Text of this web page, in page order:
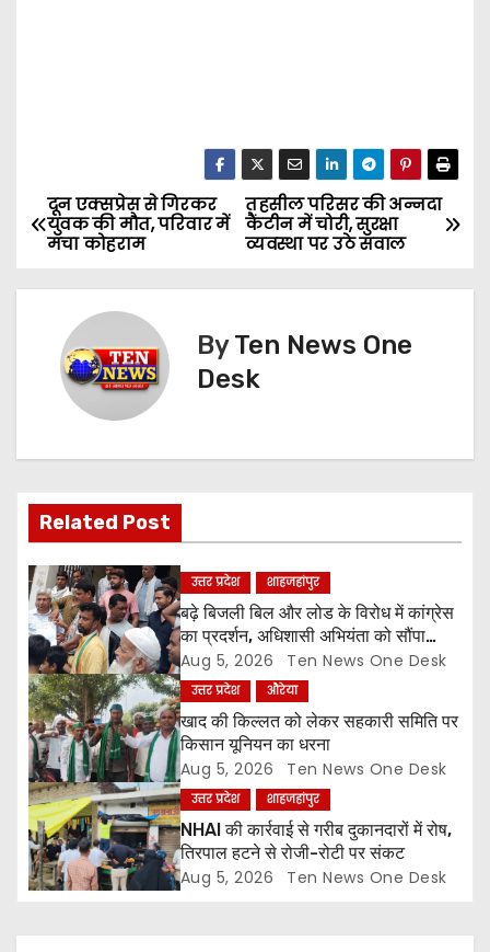
P
v
i
g
a
t
i
o
n
तहसील परिसर की अन्नदा
कैंटीन में चोरी, सुरक्षा
व्यवस्था पर उठे सवाल
दून एक्सप्रेस से गिरकर
युवक की मौत, परिवार में
मचा कोहराम
ByTen News One
Desk
Related Post
उत्तर प्रदेश शाहजहांपुर
बढ़े बिजली बिल और लोड के विरोध में कांग्रेस
का प्रदर्शन, अधिशासी अभियंता को सौंपा
ज्ञापन
Aug 5, 2026 Ten News One Desk
उत्तर प्रदेश औरेया
खाद की किल्लत को लेकर सहकारी समिति पर
किसान यूनियन का धरना
Aug 5, 2026 Ten News One Desk
उत्तर प्रदेश शाहजहांपुर
NHAI की कार्रवाई से गरीब दुकानदारों में रोष,
तिरपाल हटने से रोजी-रोटी पर संकट
Aug 5, 2026 Ten News One Desk